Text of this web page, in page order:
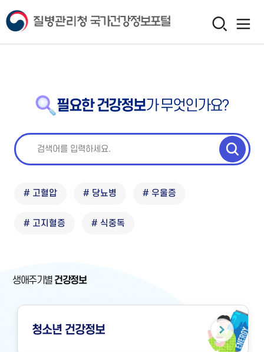
필요한 건강정보가 무엇인가요?
# 고혈압 # 당뇨병 # 우울증
# 고지혈증 # 식중독
생애주기별 건강정보
청소년 건강정보